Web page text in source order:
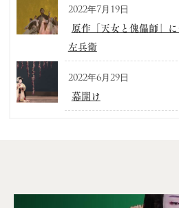
2022年7月19日
原作「天女と傀儡師」
左兵衛
2022年6月29日
幕開け